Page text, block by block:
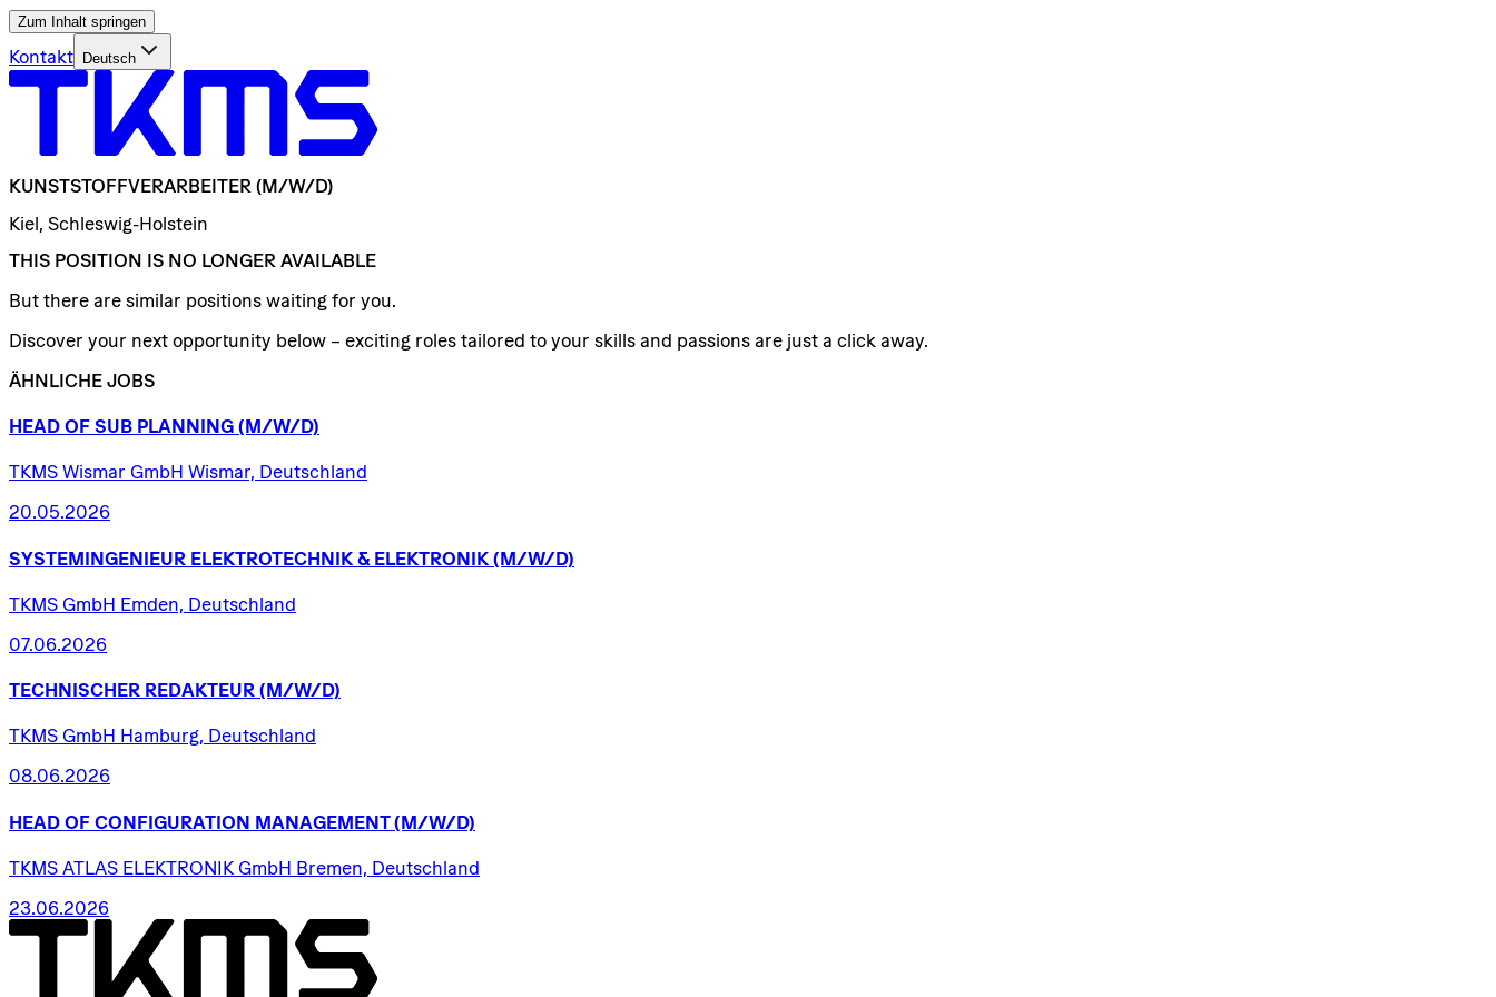
Zum Inhalt springen
Kontakt Deutsch
KUNSTSTOFFVERARBEITER (M/W/D)
Kiel, Schleswig-Holstein
THIS POSITION IS NO LONGER AVAILABLE
But there are similar positions waiting for you.
Discover your next opportunity below – exciting roles tailored to your skills and passions are just a click away.
ÄHNLICHE JOBS
HEAD OF SUB PLANNING (M/W/D)
TKMS Wismar GmbH Wismar, Deutschland
20.05.2026
SYSTEMINGENIEUR ELEKTROTECHNIK & ELEKTRONIK (M/W/D)
TKMS GmbH Emden, Deutschland
07.06.2026
TECHNISCHER REDAKTEUR (M/W/D)
TKMS GmbH Hamburg, Deutschland
08.06.2026
HEAD OF CONFIGURATION MANAGEMENT (M/W/D)
TKMS ATLAS ELEKTRONIK GmbH Bremen, Deutschland
23.06.2026